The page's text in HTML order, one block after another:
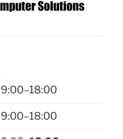
9:00–18:00
9:00–18:00